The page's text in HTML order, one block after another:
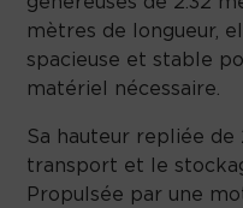
mètres de longueur,
spacieuse et stable
matériel nécessaire.
Sa hauteur repliée
transport et le
Propulsée par une